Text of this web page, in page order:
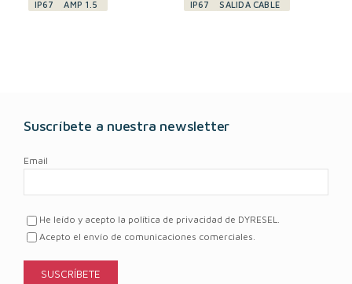
IP67 AMP 1.5 IP67 SALIDA CABLE
Suscríbete a nuestra newsletter
Email
He leído y acepto la política de privacidad de DYRESEL.
Acepto el envío de comunicaciones comerciales.